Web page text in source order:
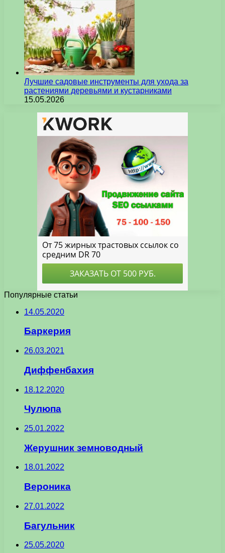
Лучшие садовые инструменты для ухода за
растениями деревьями и кустарниками
15.05.2026
Популярные статьи
14.05.2020
Баркерия
26.03.2021
Диффенбахия
18.12.2020
Чулюпа
25.01.2022
Жерушник земноводный
18.01.2022
Вероника
27.01.2022
Багульник
25.05.2020